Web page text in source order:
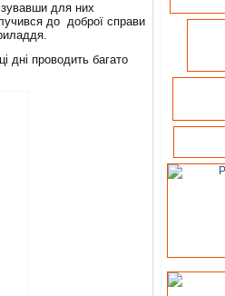
для них
до доброї справи
дні проводить багато